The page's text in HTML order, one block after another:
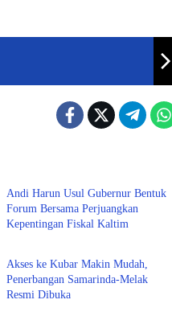
Andi Harun Usul Gubernur Bentuk
Forum Bersama Perjuangkan
Kepentingan Fiskal Kaltim
Kubar
Akses ke Kubar Makin Mudah,
Penerbangan Samarinda-Melak
Resmi Dibuka